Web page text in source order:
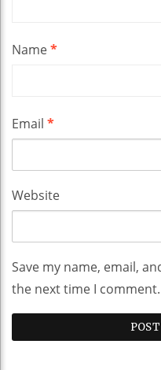
Name*
Email *
Website
Save my name, email,
the next time I comment.